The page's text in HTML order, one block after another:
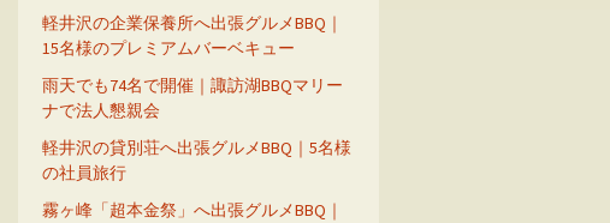
ルのシーズニ
スグリル）
軽井沢の企業保養所へ出張グルメBBQ｜
15名様のプレミアムバーベキュー
雨天でも74名で開催｜諏訪湖BBQマリー
ナで法人懇親会
軽井沢の貸別荘へ出張グルメBBQ｜5名様
の社員旅行
霧ヶ峰「超本金祭」へ出張グルメBBQ｜